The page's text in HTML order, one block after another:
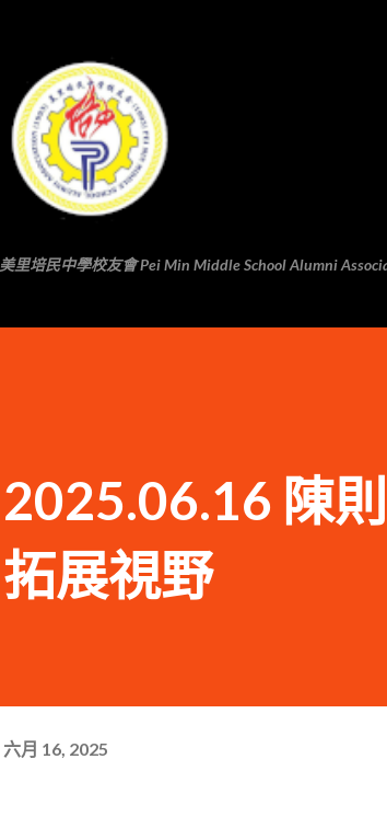
美里培民中學校友會 Pei Min Middle School Alumni
2025.06.16 陳
拓展視野
六月 16, 2025